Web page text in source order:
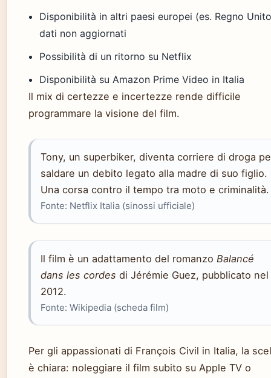
Disponibilità in altri paesi europei (es. Regno
dati non aggiornati
Possibilità di un ritorno su Netflix
Disponibilità su Amazon Prime Video in Italia
Il mix di certezze e incertezze rende difficile
programmare la visione del film.
Tony, un superbiker, diventa corriere di droga
saldare un debito legato alla madre di suo figlio.
Una corsa contro il tempo tra moto e criminalità.
Fonte: Netflix Italia (sinossi ufficiale)
Il film è un adattamento del romanzo Balancé
dans les cordes di Jérémie Guez, pubblicato nel
2012.
Fonte: Wikipedia (scheda film)
Per gli appassionati di François Civil in Italia, la
è chiara: noleggiare il film subito su Apple TV o